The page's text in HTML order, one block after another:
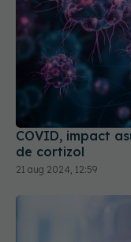
COVID, impact
de cortizol
21 aug 2024, 12:59